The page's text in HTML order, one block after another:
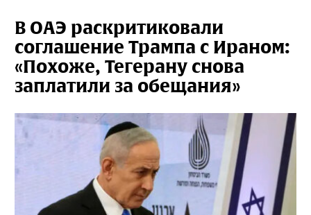
В ОАЭ раскритиковали
соглашение Трампа с Ираном:
«Похоже, Тегерану снова
заплатили за обещания»